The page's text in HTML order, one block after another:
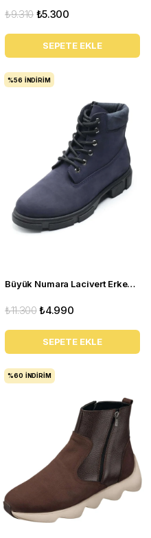
₺5.300
₺9.310
SEPETE EKLE
Büyük Numara Lacivert Erkek BOT CK2007 Lacivert
₺4.990
₺11.300
SEPETE EKLE
%56 İNDIRIM
%60 İNDIRIM